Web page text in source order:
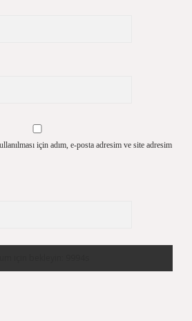
için adım, e-posta adresim ve site adresim